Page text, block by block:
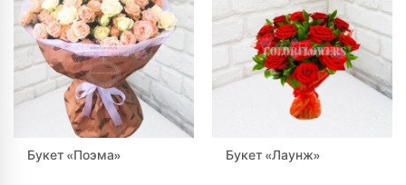
Букет «Поэма» Букет «Лаунж»